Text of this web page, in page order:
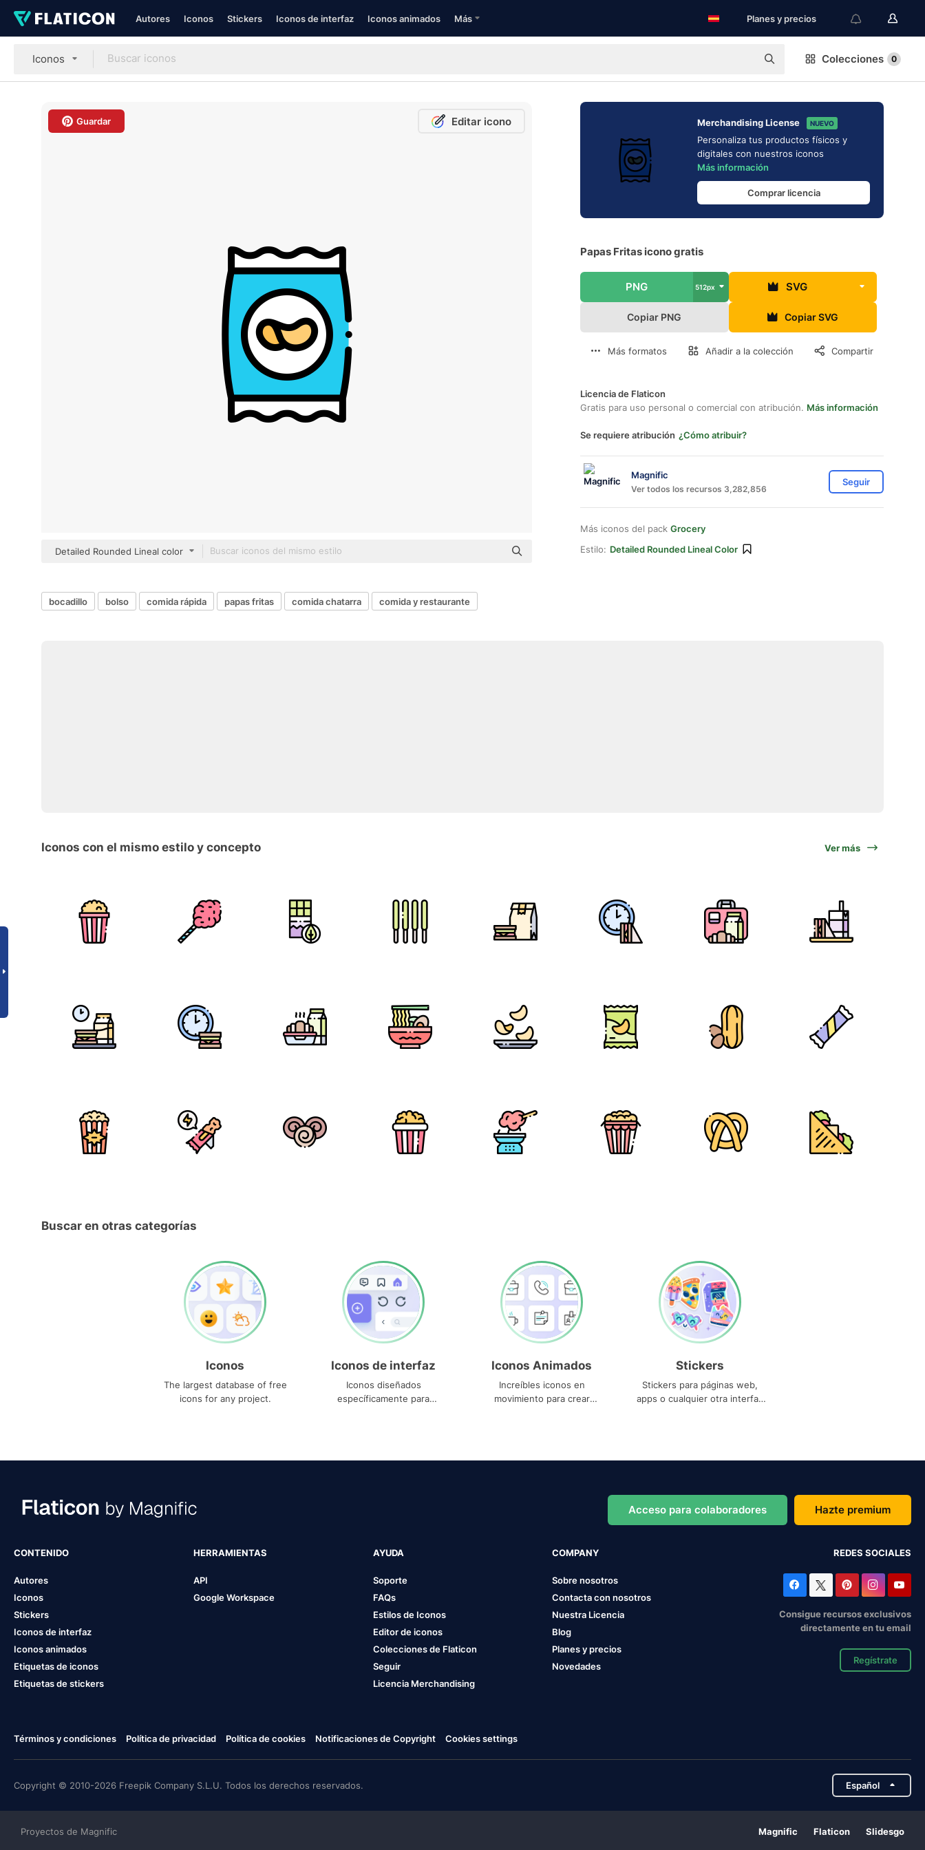
Autores Iconos Stickers Iconos de interfaz Iconos animados Más Planes y precios
Iconos Colecciones 0
Guardar Editar icono
Detailed Rounded Lineal color
Merchandising License NUEVO
Personaliza tus productos físicos y
digitales con nuestros iconos
Más información
Comprar licencia
Papas Fritas icono gratis
PNG 512px SVG
Copiar PNG Copiar SVG
Más formatos Añadir a la colección Compartir
Licencia de Flaticon
Gratis para uso personal o comercial con atribución. Más información
Se requiere atribución ¿Cómo atribuir?
Magnific
Ver todos los recursos 3,282,856
Seguir
Más iconos del pack Grocery
Estilo: Detailed Rounded Lineal Color
bocadillo bolso comida rápida papas fritas comida chatarra comida y restaurante
Iconos con el mismo estilo y concepto Ver más
Buscar en otras categorías
Iconos
The largest database of free
icons for any project.
Iconos de interfaz
Iconos diseñados
específicamente para
Iconos Animados
Increíbles iconos en
movimiento para crear
Stickers
Stickers para páginas web,
apps o cualquier otra interfaz
Acceso para colaboradores Hazte premium
CONTENIDO
Autores
Iconos
Stickers
Iconos de interfaz
Iconos animados
Etiquetas de iconos
Etiquetas de stickers
HERRAMIENTAS
API
Google Workspace
AYUDA
Soporte
FAQs
Estilos de Iconos
Editor de iconos
Colecciones de Flaticon
Seguir
Licencia Merchandising
COMPANY
Sobre nosotros
Contacta con nosotros
Nuestra Licencia
Blog
Planes y precios
Novedades
REDES SOCIALES
Consigue recursos exclusivos
directamente en tu email
Regístrate
Términos y condiciones Política de privacidad Política de cookies Notificaciones de Copyright Cookies settings
Copyright © 2010-2026 Freepik Company S.L.U. Todos los derechos reservados. Español
Proyectos de Magnific Magnific Flaticon Slidesgo